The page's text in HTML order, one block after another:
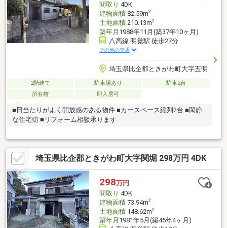
間取り 4DK
建物面積82.59m2
土地面積210.13m2
築年月 1988年11月(築37年10ヶ月)
八高線 明覚駅 徒歩27分
その他の交通
埼玉県比企郡ときがわ町大字五明
2階建て 駐車場あり
駐車2台
所有権
即入居可
■日当たりがよく開放感のある物件 ■カースペース縦列2台 ■閑静
な住宅街 ■リフォーム相談承ります
埼玉県比企郡ときがわ町大字関堀 298万円 4DK
298万円
間取り 4DK
建物面積73.94m2
土地面積148.62m2
築年月 1981年5月(築45年4ヶ月)